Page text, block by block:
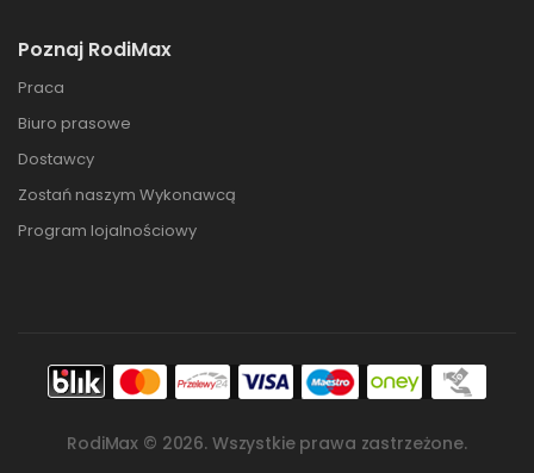
Poznaj RodiMax
Praca
Biuro prasowe
Dostawcy
Zostań naszym Wykonawcą
Program lojalnościowy
RodiMax © 2026. Wszystkie prawa zastrzeżone.